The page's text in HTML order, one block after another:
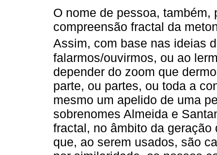
O nome de pessoa,
compreensão fractal da
Assim, com base nas ideias
falarmos/ouvirmos, ou ao
depender do zoom que
parte, ou partes, ou toda a
mesmo um apelido de uma
sobrenomes Almeida e
fractal, no âmbito da
que, ao serem usados, são